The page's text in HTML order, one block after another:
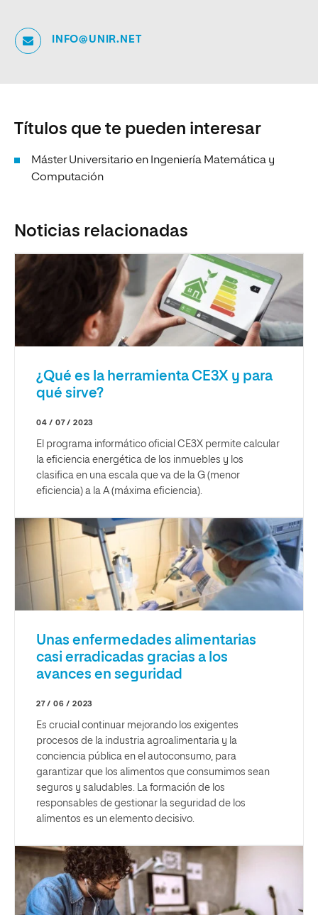
INFO@UNIR.NET
Títulos que te pueden interesar
Máster Universitario en Ingeniería Matemática y
Computación
Noticias relacionadas
¿Qué es la herramienta CE3X y para
qué sirve?
04 / 07 / 2023
El programa informático oficial CE3X permite calcular
la eficiencia energética de los inmuebles y los
clasifica en una escala que va de la G (menor
eficiencia) a la A (máxima eficiencia).
Unas enfermedades alimentarias
casi erradicadas gracias a los
avances en seguridad
27 / 06 / 2023
Es crucial continuar mejorando los exigentes
procesos de la industria agroalimentaria y la
conciencia pública en el autoconsumo, para
garantizar que los alimentos que consumimos sean
seguros y saludables. La formación de los
responsables de gestionar la seguridad de los
alimentos es un elemento decisivo.